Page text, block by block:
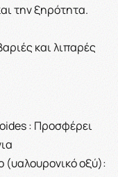
την ξηρότητα.
και λιπαρές
: Προσφέρει
(υαλουρονικό οξύ):